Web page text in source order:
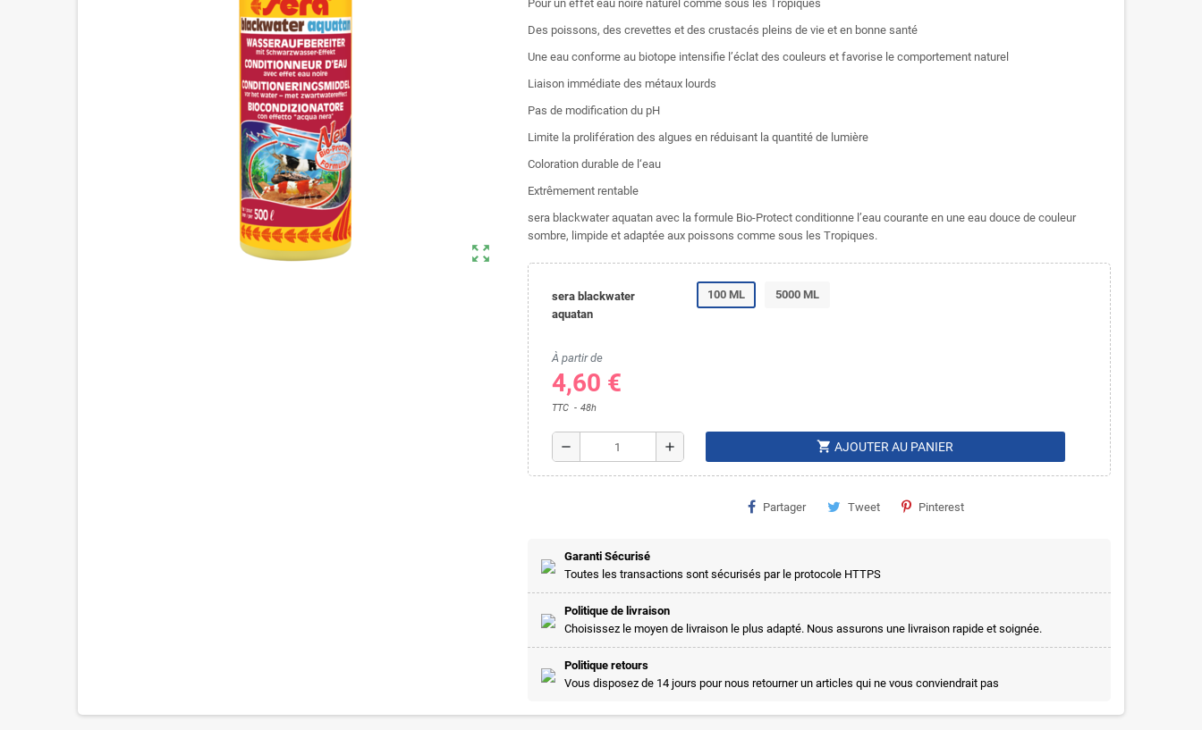
zoom_out_map
Pour un effet eau noire naturel comme sous les Tropiques
Des poissons, des crevettes et des crustacés pleins de vie et en bonne santé
Une eau conforme au biotope intensifie l’éclat des couleurs et favorise le comportement naturel
Liaison immédiate des métaux lourds
Pas de modification du pH
Limite la prolifération des algues en réduisant la quantité de lumière
Coloration durable de l‘eau
Extrêmement rentable
sera blackwater aquatan avec la formule Bio-Protect conditionne l’eau courante en une eau douce de couleur
sombre, limpide et adaptée aux poissons comme sous les Tropiques.
sera blackwater
aquatan
100 ML 5000 ML
À partir de
4,60 €
TTC 48h
remove add shopping_cart AJOUTER AU PANIER
Partager Tweet Pinterest
Garanti Sécurisé
Toutes les transactions sont sécurisés par le protocole HTTPS
Politique de livraison
Choisissez le moyen de livraison le plus adapté. Nous assurons une livraison rapide et soignée.
Politique retours
Vous disposez de 14 jours pour nous retourner un articles qui ne vous conviendrait pas